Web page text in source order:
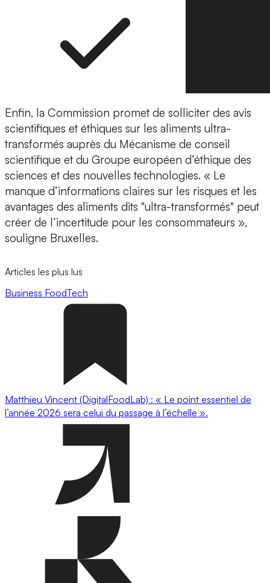
Enfin, la Commission promet de solliciter des avis
scientifiques et éthiques sur les aliments ultra-
transformés auprès du Mécanisme de conseil
scientifique et du Groupe européen d’éthique des
sciences et des nouvelles technologies. « Le
manque d’informations claires sur les risques et les
avantages des aliments dits "ultra-transformés" peut
créer de l’incertitude pour les consommateurs »,
souligne Bruxelles.
Articles les plus lus
Business FoodTech
Matthieu Vincent (DigitalFoodLab) : « Le point essentiel de
l’année 2026 sera celui du passage à l’échelle ».